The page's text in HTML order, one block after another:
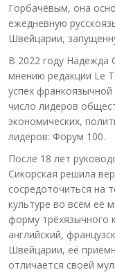
Горбачёвым, она
ежедневную
Швейцарии,
В 2022 году Надежда
мнению редакции Le
успех
число лидеров
экономических,
лидеров: Форум 100.
После 18 лет
Сикорская решила
сосредоточиться на
культуре во всём её
форму трёхязычного
английский,
Швейцарии, её
отличается своей